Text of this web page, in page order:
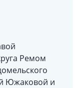
Ремом
Южаковой и